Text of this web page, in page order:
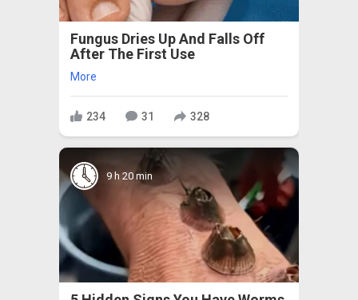
Fungus Dries Up And Falls Off
After The First Use
More
234 31 328
9 h 20 min